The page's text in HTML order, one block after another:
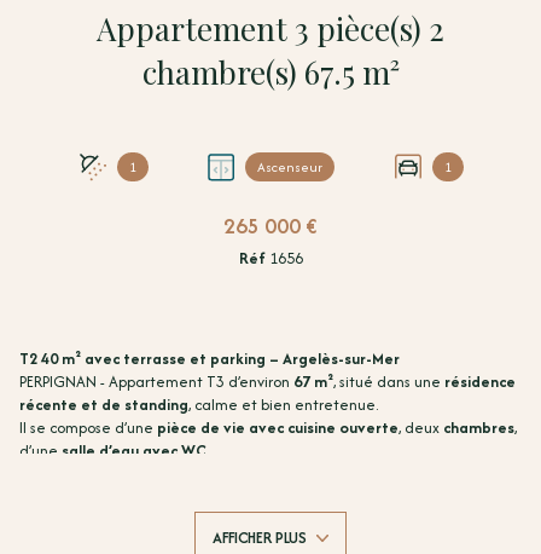
Appartement 3 pièce(s) 2
chambre(s) 67.5 m²
1 Ascenseur 1
265 000 €
Réf 1656
T2 40 m² avec terrasse et parking – Argelès-sur-Mer
PERPIGNAN - Appartement T3 d’environ 67 m², situé dans une résidence
récente et de standing, calme et bien entretenue.
Il se compose d’une pièce de vie avec cuisine ouverte, deux chambres,
d’une salle d’eau avec WC
Convient aussi bien pour unpremier achat, unpied-à-terre
AFFICHER PLUS